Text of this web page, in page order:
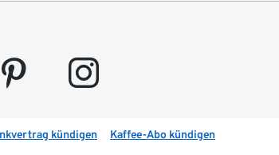
pinterest instagram
kündigen Kaffee-Abo kündigen